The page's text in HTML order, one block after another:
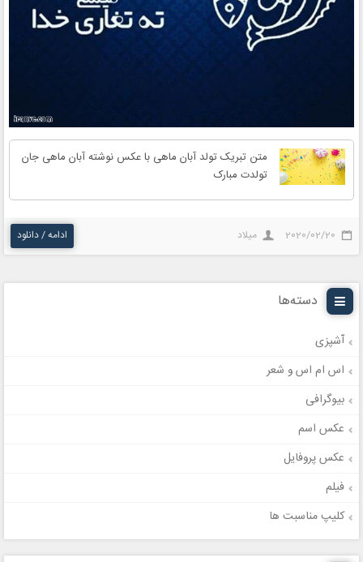
متن تبریک تولد آبان ماهی با عکس نوشته آبان ماهی جان
تولدت مبارک
2020/02/20 میلاد ادامه / دانلود
دسته‌ها
آشپزی
اس ام اس و شعر
بیوگرافی
عکس اسم
عکس پروفایل
فیلم
کلیپ مناسبت ها